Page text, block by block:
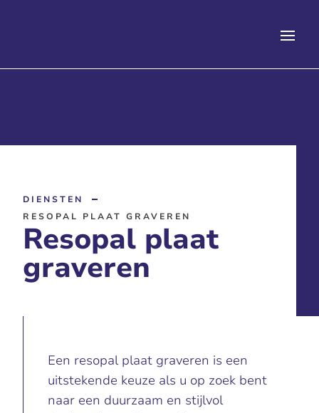
DIENSTEN
RESOPAL PLAAT GRAVEREN
Resopal plaat
graveren
Een resopal plaat graveren is een
uitstekende keuze als u op zoek bent
naar een duurzaam en stijlvol